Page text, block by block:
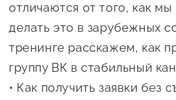
Поддержка экспортеров
Финансовая поддержка
внешнего санкционного
давления
отличаются от того, как
делать это в зарубежных
тренинге расскажем, как
группу ВК в стабильный
• Как получить заявки без